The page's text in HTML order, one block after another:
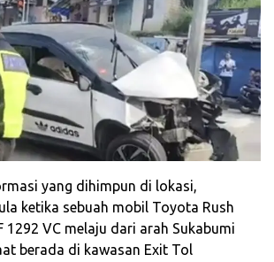
yang dihimpun di lokasi,
ketika sebuah mobil Toyota Rush
1292 VC melaju dari arah Sukabumi
berada di kawasan Exit Tol